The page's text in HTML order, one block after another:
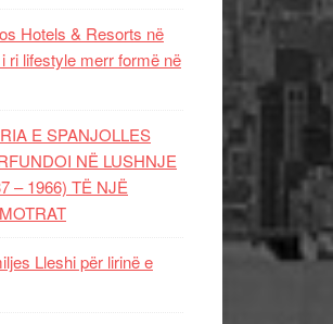
Hotels & Resorts në
ri lifestyle merr formë në
E SPANJOLLES
NË LUSHNJE
– 1966) TË NJË
Lleshi për lirinë e